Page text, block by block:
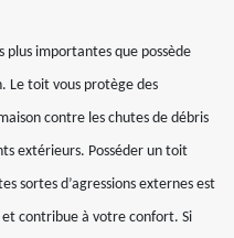
plus importantes que possède
Le toit vous protège des
contre les chutes de débris
extérieurs. Posséder un toit
sortes d’agressions externes est
contribue à votre confort. Si